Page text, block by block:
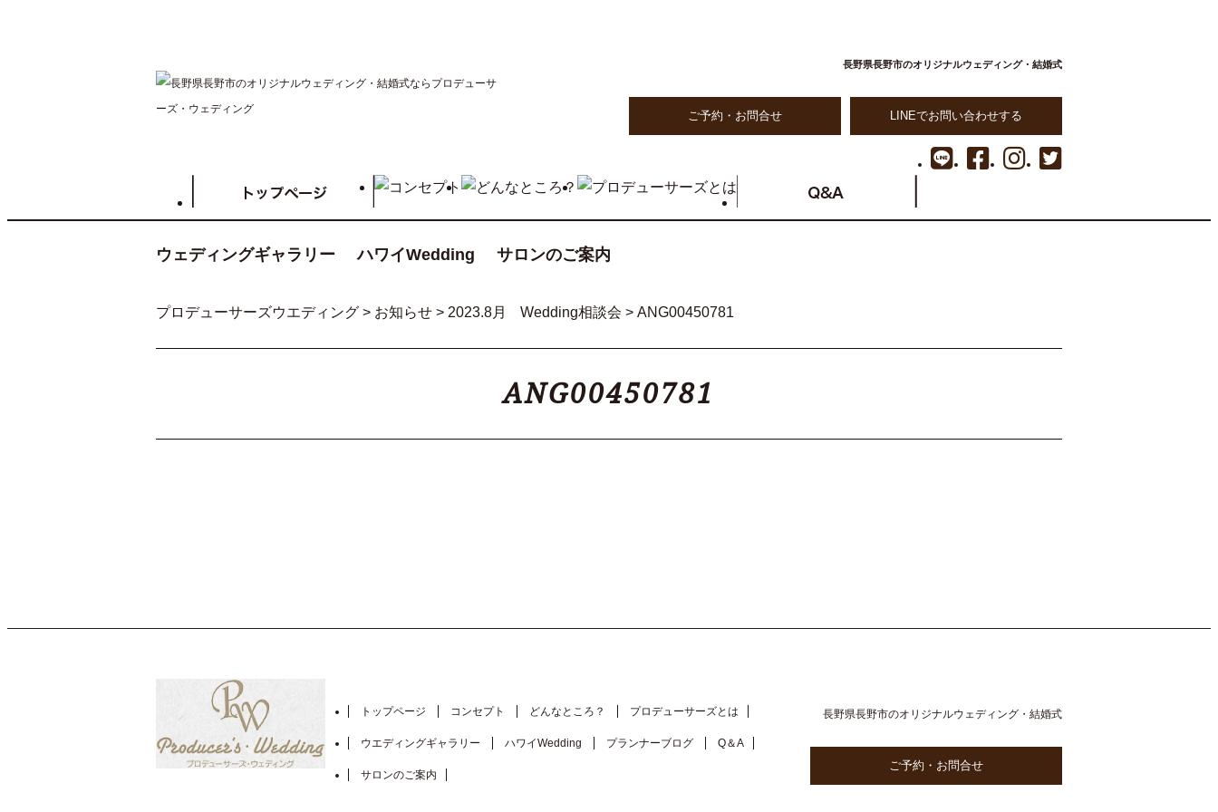
長野県長野市のオリジナルウェディング・結婚式
ご予約・お問合せ LINEでお問い合わせする
ウェディングギャラリー ハワイWedding サロンのご案内
プロデューサーズウエディング> お知らせ> 2023.8月 Wedding相談会 >ANG00450781
ANG00450781
トップページ コンセプト どんなところ？ プロデューサーズとは
ウエディングギャラリー ハワイWedding プランナーブログ Q＆A
サロンのご案内
長野県長野市のオリジナルウェディング・結婚式
ご予約・お問合せ